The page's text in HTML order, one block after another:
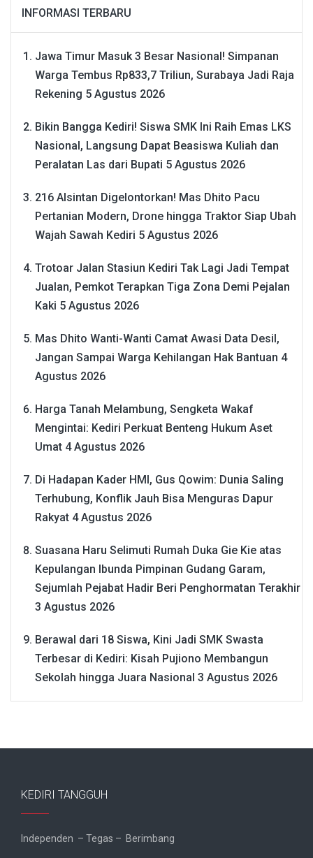
INFORMASI TERBARU
Jawa Timur Masuk 3 Besar Nasional! Simpanan
Warga Tembus Rp833,7 Triliun, Surabaya Jadi Raja
Rekening 5 Agustus 2026
Bikin Bangga Kediri! Siswa SMK Ini Raih Emas LKS
Nasional, Langsung Dapat Beasiswa Kuliah dan
Peralatan Las dari Bupati 5 Agustus 2026
216 Alsintan Digelontorkan! Mas Dhito Pacu
Pertanian Modern, Drone hingga Traktor Siap Ubah
Wajah Sawah Kediri 5 Agustus 2026
Trotoar Jalan Stasiun Kediri Tak Lagi Jadi Tempat
Jualan, Pemkot Terapkan Tiga Zona Demi Pejalan
Kaki 5 Agustus 2026
Mas Dhito Wanti-Wanti Camat Awasi Data Desil,
Jangan Sampai Warga Kehilangan Hak Bantuan 4
Agustus 2026
Harga Tanah Melambung, Sengketa Wakaf
Mengintai: Kediri Perkuat Benteng Hukum Aset
Umat 4 Agustus 2026
Di Hadapan Kader HMI, Gus Qowim: Dunia Saling
Terhubung, Konflik Jauh Bisa Menguras Dapur
Rakyat 4 Agustus 2026
Suasana Haru Selimuti Rumah Duka Gie Kie atas
Kepulangan Ibunda Pimpinan Gudang Garam,
Sejumlah Pejabat Hadir Beri Penghormatan Terakhir
3 Agustus 2026
Berawal dari 18 Siswa, Kini Jadi SMK Swasta
Terbesar di Kediri: Kisah Pujiono Membangun
Sekolah hingga Juara Nasional 3 Agustus 2026
KEDIRI TANGGUH
Independen – Tegas – Berimbang